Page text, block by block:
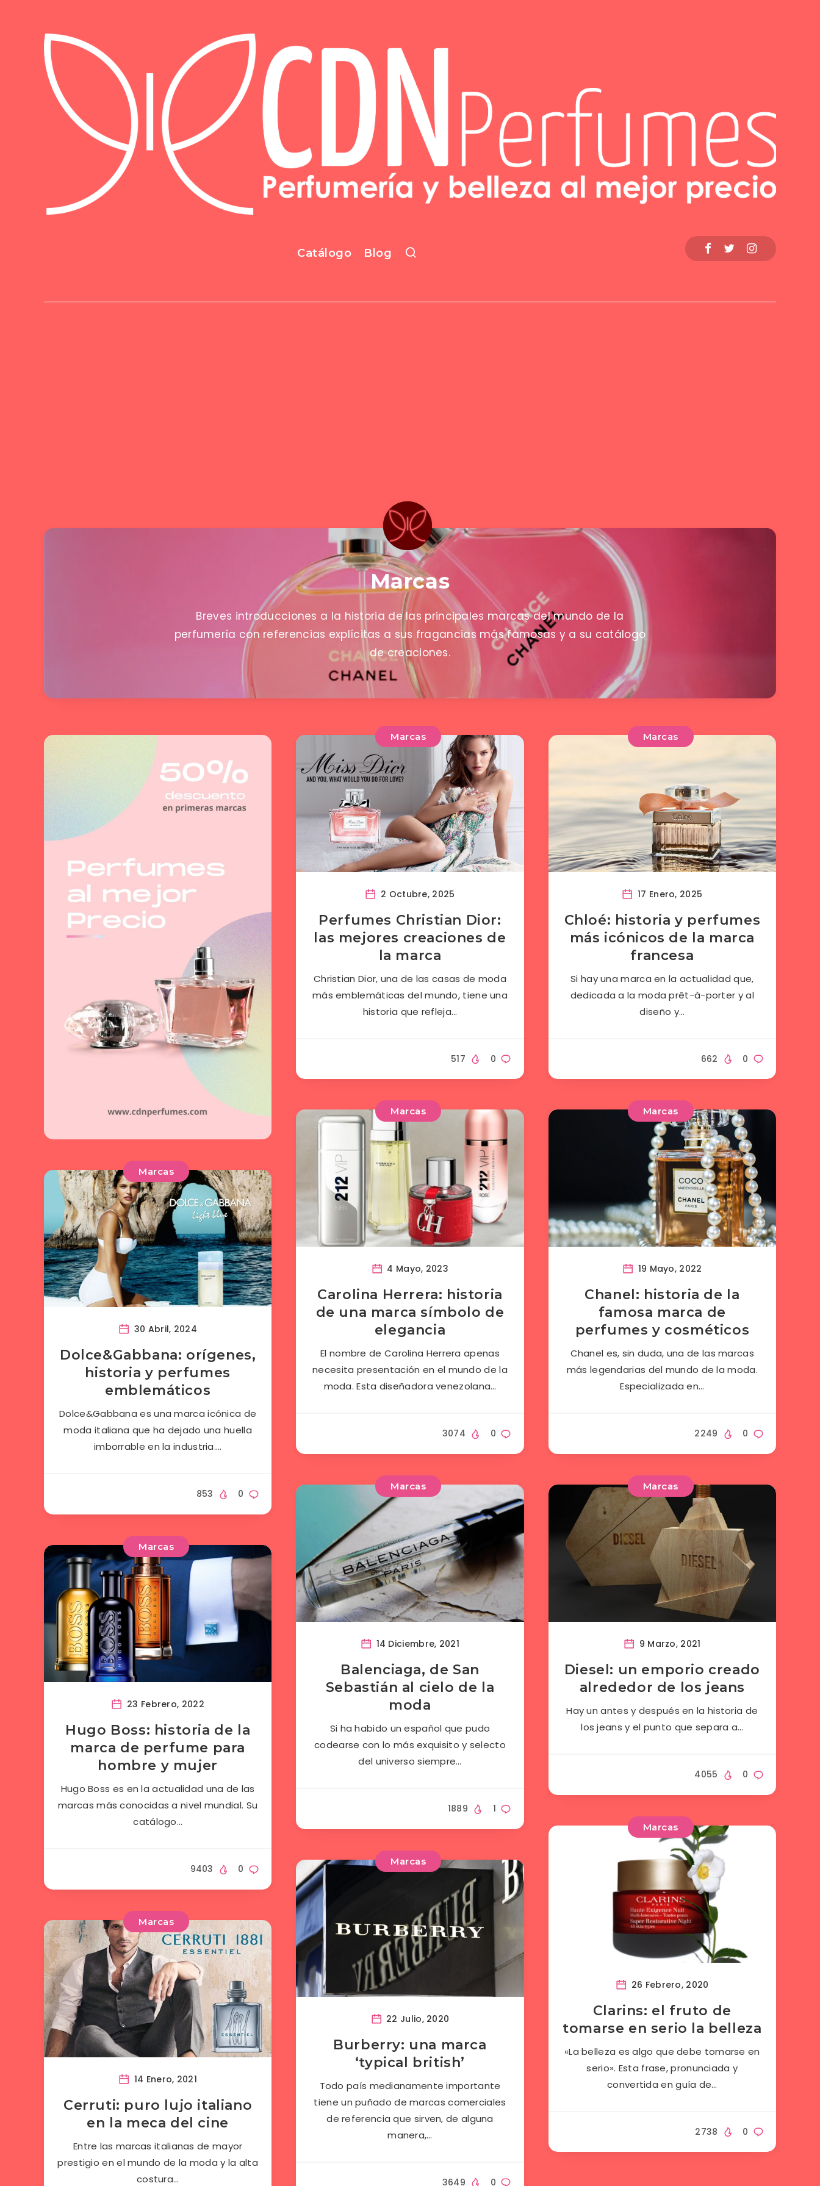
Catálogo Blog
Marcas
Breves introducciones a la historia de las principales marcas del mundo de la
perfumería con referencias explícitas a sus fragancias más famosas y a su catálogo
de creaciones.
Marcas
2 Octubre, 2025
Perfumes Christian Dior:
las mejores creaciones de
la marca
Christian Dior, una de las casas de moda
más emblemáticas del mundo, tiene una
historia que refleja…
0
517
Marcas
17 Enero, 2025
Chloé: historia y perfumes
más icónicos de la marca
francesa
Si hay una marca en la actualidad que,
dedicada a la moda prêt-à-porter y al
diseño y…
0
662
Marcas
30 Abril, 2024
Dolce&Gabbana: orígenes,
historia y perfumes
emblemáticos
Dolce&Gabbana es una marca icónica de
moda italiana que ha dejado una huella
imborrable en la industria….
0
853
Marcas
4 Mayo, 2023
Carolina Herrera: historia
de una marca símbolo de
elegancia
El nombre de Carolina Herrera apenas
necesita presentación en el mundo de la
moda. Esta diseñadora venezolana…
0
3074
Marcas
19 Mayo, 2022
Chanel: historia de la
famosa marca de
perfumes y cosméticos
Chanel es, sin duda, una de las marcas
más legendarias del mundo de la moda.
Especializada en…
0
2249
Marcas
23 Febrero, 2022
Hugo Boss: historia de la
marca de perfume para
hombre y mujer
Hugo Boss es en la actualidad una de las
marcas más conocidas a nivel mundial. Su
catálogo…
0
9403
Marcas
14 Diciembre, 2021
Balenciaga, de San
Sebastián al cielo de la
moda
Si ha habido un español que pudo
codearse con lo más exquisito y selecto
del universo siempre…
1
1889
Marcas
9 Marzo, 2021
Diesel: un emporio creado
alrededor de los jeans
Hay un antes y después en la historia de
los jeans y el punto que separa a…
0
4055
Marcas
14 Enero, 2021
Cerruti: puro lujo italiano
en la meca del cine
Entre las marcas italianas de mayor
prestigio en el mundo de la moda y la alta
costura…
Marcas
22 Julio, 2020
Burberry: una marca
‘typical british’
Todo país medianamente importante
tiene un puñado de marcas comerciales
de referencia que sirven, de alguna
manera,…
0
3649
Marcas
26 Febrero, 2020
Clarins: el fruto de
tomarse en serio la belleza
«La belleza es algo que debe tomarse en
serio». Esta frase, pronunciada y
convertida en guía de…
0
2738